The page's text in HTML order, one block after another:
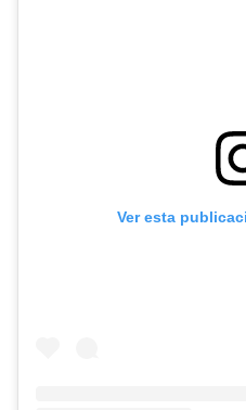
Ver esta